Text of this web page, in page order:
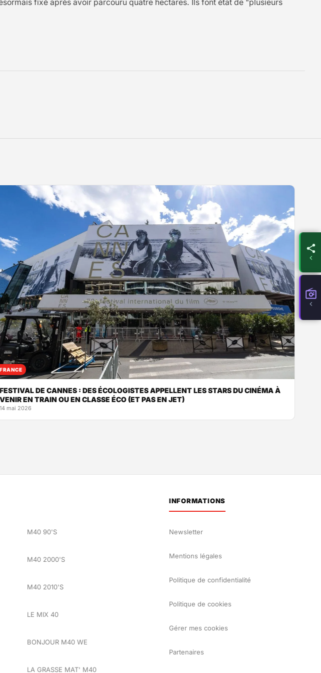
fixé après avoir parcouru quatre hectares. Ils font état de "plusieurs
FRANCE
FESTIVAL DE CANNES : DES ÉCOLOGISTES APPELLENT LES STARS DU CINÉMA À
VENIR EN TRAIN OU EN CLASSE ÉCO (ET PAS EN JET)
14 mai 2026
M40 90'S
M40 2000'S
M40 2010'S
LE MIX 40
BONJOUR M40 WE
LA GRASSE MAT' M40
INFORMATIONS
Newsletter
Mentions légales
Politique de confidentialité
Politique de cookies
Gérer mes cookies
Partenaires